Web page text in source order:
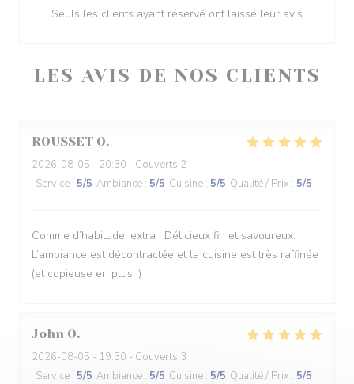
LES AVIS DE NOS CLIENTS
ROUSSET O
2026-08-05 - 20:30 - Couverts 2
Service : 5/5 Ambiance : 5/5 Cuisine : 5/5 Qualité / Prix : 5/5
Comme d’habitude, extra ! Délicieux fin et savoureux.
L’ambiance est décontractée et la cuisine est très raffinée
(et copieuse en plus !)
John O
2026-08-05 - 19:30 - Couverts 3
Service : 5/5 Ambiance : 5/5 Cuisine : 5/5 Qualité / Prix : 5/5
Seuls les clients ayant réservé ont laissé leur avis